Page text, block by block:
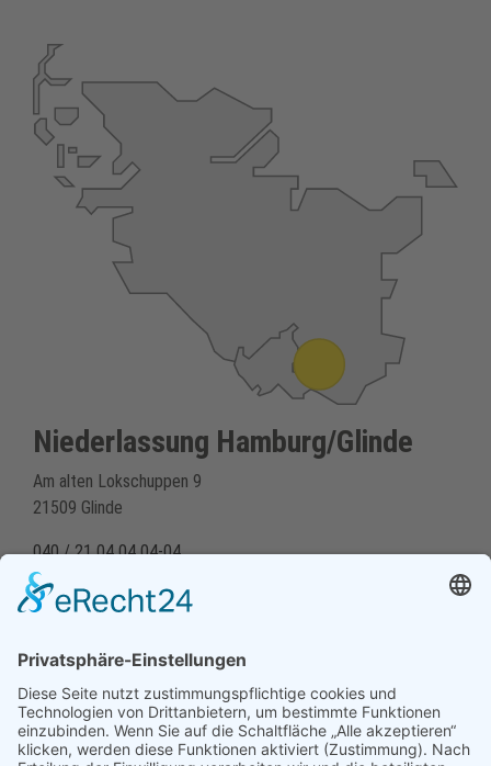
Niederlassung Hamburg/Glinde
Am alten Lokschuppen 9
21509 Glinde
040 / 21 04 04 04-04
glinde@topf-online.de
Öffnungszeiten & mehr
Cookie-Einstellungen anzeigen